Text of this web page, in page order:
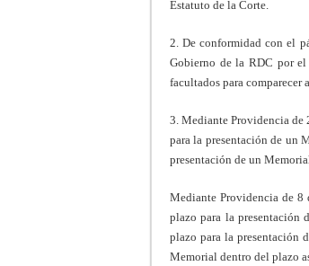
Estatuto de la Corte.
2. De conformidad con el
Gobierno de la RDC por
facultados para comparecer
3. Mediante Providencia de
para la presentación de un
presentación de un
Mediante Providencia de 8
plazo para la presentación
plazo para la presentación
Memorial dentro del plazo